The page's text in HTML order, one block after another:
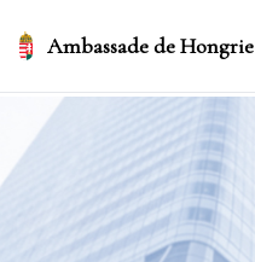
Ambassade de Hongrie